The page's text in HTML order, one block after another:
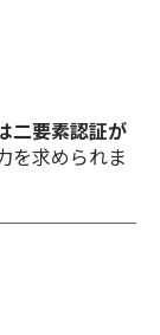
二要素認証が
を求められま